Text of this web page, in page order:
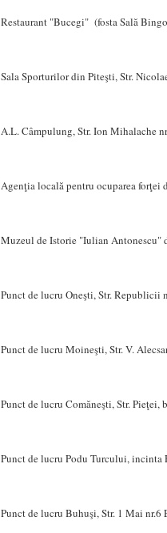
Restaurant "Bucegi" (fosta Sală
Sala Sporturilor din Piteşti, Str.
A.L. Câmpulung, Str. Ion Mihalache
Agenţia locală pentru ocuparea forţei
Muzeul de Istorie "Iulian Antonescu"
Punct de lucru Oneşti, Str. Republicii
Punct de lucru Moineşti, Str. V.
Punct de lucru Comăneşti, Str. Pieţei,
Punct de lucru Podu Turcului,
Punct de lucru Buhuşi, Str. 1 Mai nr.6